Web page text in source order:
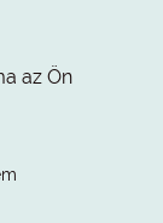
az Ön